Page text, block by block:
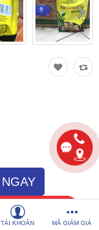
TÀI KHOẢN MÃ GIẢM GIÁ